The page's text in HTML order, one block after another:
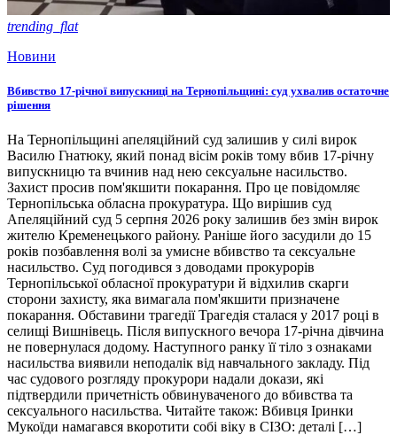
trending_flat
Новини
Вбивство 17-річної випускниці на Тернопільщині: суд ухвалив остаточне
рішення
На Тернопільщині апеляційний суд залишив у силі вирок
Василю Гнатюку, який понад вісім років тому вбив 17-річну
випускницю та вчинив над нею сексуальне насильство.
Захист просив пом'якшити покарання. Про це повідомляє
Тернопільська обласна прокуратура. Що вирішив суд
Апеляційний суд 5 серпня 2026 року залишив без змін вирок
жителю Кременецького району. Раніше його засудили до 15
років позбавлення волі за умисне вбивство та сексуальне
насильство. Суд погодився з доводами прокурорів
Тернопільської обласної прокуратури й відхилив скарги
сторони захисту, яка вимагала пом'якшити призначене
покарання. Обставини трагедії Трагедія сталася у 2017 році в
селищі Вишнівець. Після випускного вечора 17-річна дівчина
не повернулася додому. Наступного ранку її тіло з ознаками
насильства виявили неподалік від навчального закладу. Під
час судового розгляду прокурори надали докази, які
підтвердили причетність обвинуваченого до вбивства та
сексуального насильства. Читайте також: Вбивця Іринки
Мукоїди намагався вкоротити собі віку в СІЗО: деталі […]